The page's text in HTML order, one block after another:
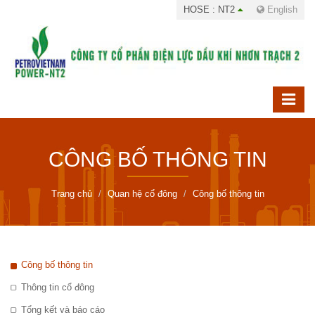
HOSE : NT2 English
CÔNG BỐ THÔNG TIN
Trang chủ Quan hệ cổ đông Công bố thông tin
Công bố thông tin
Thông tin cổ đông
Tổng kết và báo cáo